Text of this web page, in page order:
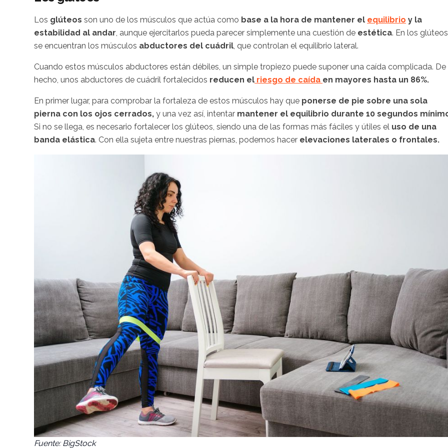
Los glúteos son uno de los músculos que actúa como base a la hora de mantener el equilibrio y la
estabilidad al andar , aunque ejercitarlos pueda parecer simplemente una cuestión de estética. En los glúteos
se encuentran los músculos abductores del cuádril , que controlan el equilibrio lateral.
Cuando estos músculos abductores están débiles, un simple tropiezo puede suponer una caída complicada. De
hecho, unos abductores de cuádril fortalecidos reducen el riesgo de caída en mayores hasta un 86%.
En primer lugar, para comprobar la fortaleza de estos músculos hay que ponerse de pie sobre una sola
pierna con los ojos cerrados, y una vez así, intentar mantener el equilibrio durante 10 segundos
Si no se llega, es necesario fortalecer los glúteos, siendo una de las formas más fáciles y útiles el uso de una
banda elástica. Con ella sujeta entre nuestras piernas, podemos hacer elevaciones laterales o frontales.
Fuente: BigStock